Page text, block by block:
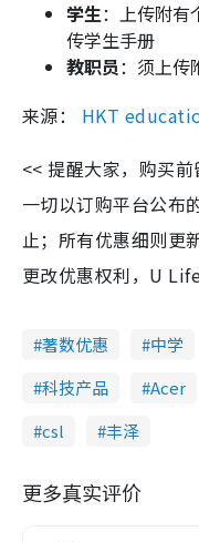
学生：上传附有
传学生手册
教职员：须上传
来源： HKT
<< 提醒大家，购买前
一切以订购平台公布
止；所有优惠细则更
更改优惠权利，U
著数优惠 中学
科技产品
Acer
csl
丰泽
更多真实评价